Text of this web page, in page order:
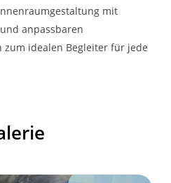
fir Europa
Induktive
Multimediasystem
12-Zoll openR link mit
mit
anpassbaren
idealen Begleiter für jede